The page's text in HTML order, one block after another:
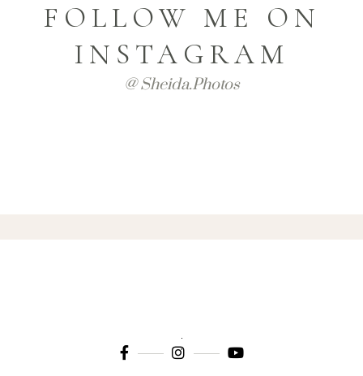
FOLLOW ME ON
INSTAGRAM
@ Sheida.photos